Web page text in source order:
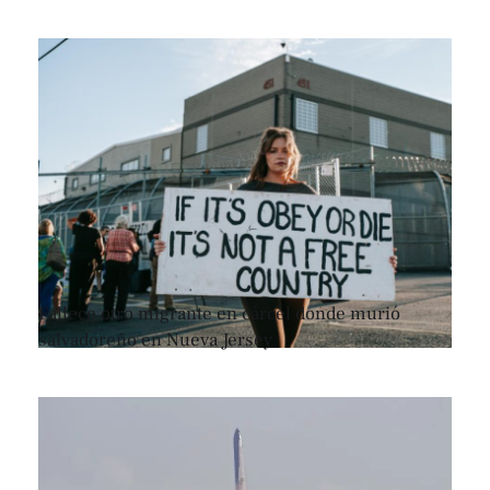
Fallece otro migrante en cárcel donde murió
salvadoreño en Nueva Jersey